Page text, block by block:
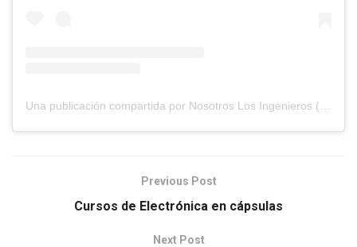
Previous Post
Cursos de Electrónica en cápsulas
Next Post